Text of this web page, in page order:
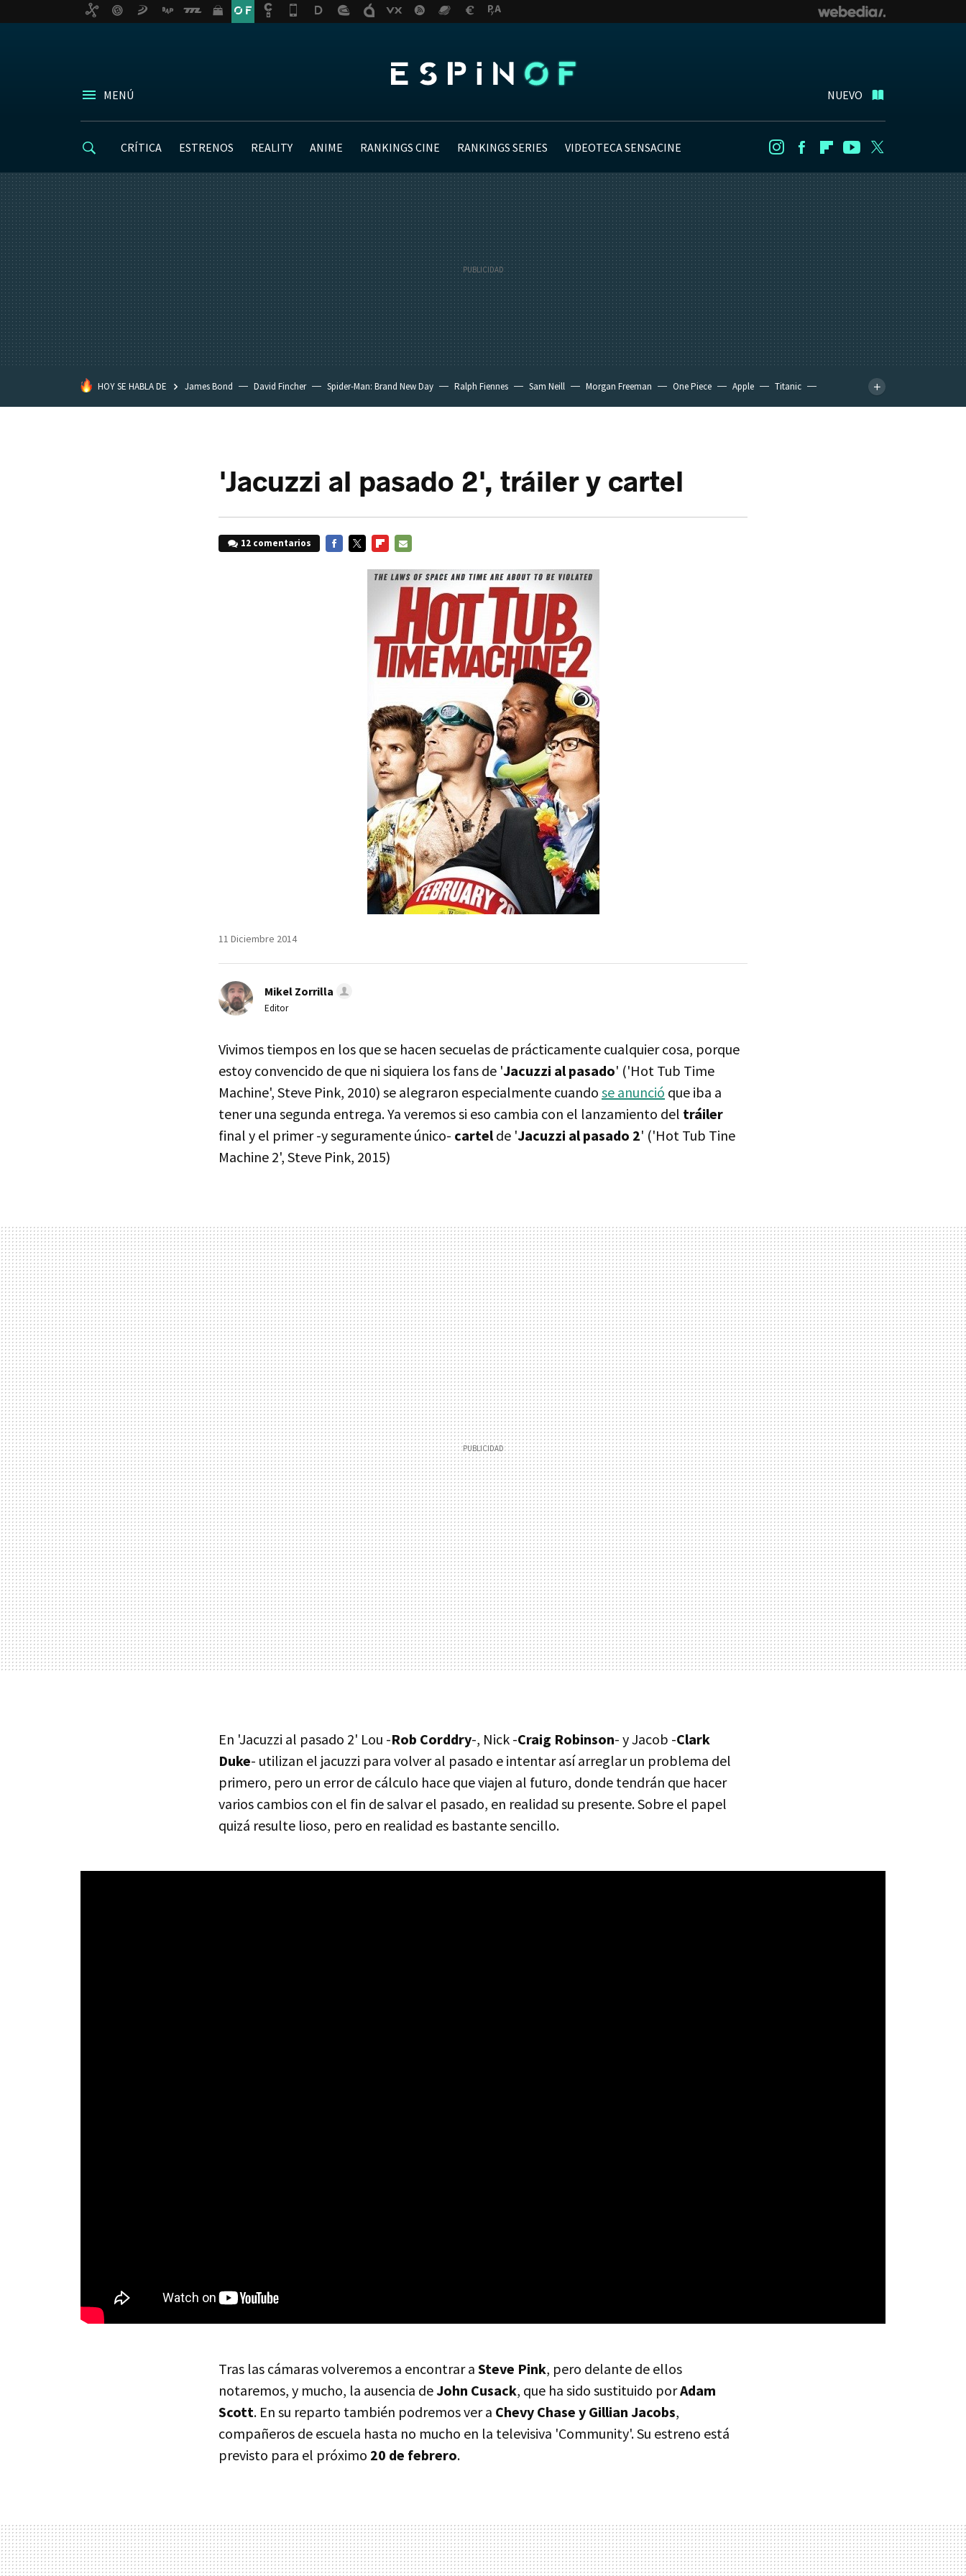
MENÚ NUEVO
CRÍTICA ESTRENOS REALITY ANIME RANKINGS CINE RANKINGS SERIES VIDEOTECA SENSACINE InstagramFacebookFlipboard
Youtube
HOY SE HABLA DE James Bond David Fincher Spider-Man: Brand New Day Ralph Fiennes Sam Neill Morgan Freeman One Piece Apple
Titanic
'Jacuzzi al pasado 2', tráiler y cartel
12 comentarios
MAIL
11 Diciembre 2014
Mikel Zorrilla
Editor
Vivimos tiempos en los que se hacen secuelas de prácticamente cualquier cosa, porque
estoy convencido de que ni siquiera los fans de 'Jacuzzi al pasado' ('Hot Tub Time
Machine', Steve Pink, 2010) se alegraron especialmente cuando se anunció que iba a
tener una segunda entrega. Ya veremos si eso cambia con el lanzamiento del tráiler
final y el primer -y seguramente único- cartelde 'Jacuzzi al pasado 2' ('Hot Tub Tine
Machine 2', Steve Pink, 2015)
En 'Jacuzzi al pasado 2' Lou -Rob Corddry-, Nick -Craig Robinson- y Jacob -Clark
Duke- utilizan el jacuzzi para volver al pasado e intentar así arreglar un problema del
primero, pero un error de cálculo hace que viajen al futuro, donde tendrán que hacer
varios cambios con el fin de salvar el pasado, en realidad su presente. Sobre el papel
quizá resulte lioso, pero en realidad es bastante sencillo.
Tras las cámaras volveremos a encontrar a Steve Pink, pero delante de ellos
notaremos, y mucho, la ausencia deJohn Cusack, que ha sido sustituido porAdam
Scott. En su reparto también podremos ver a Chevy Chase y Gillian Jacobs,
compañeros de escuela hasta no mucho en la televisiva 'Community'. Su estreno está
previsto para el próximo 20 de febrero.